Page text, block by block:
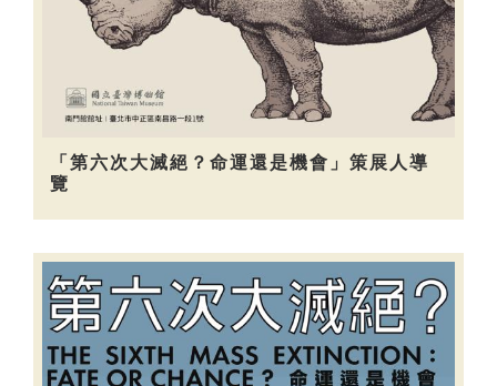
「第六次大滅絕？命運還是機會」策展人導
覽